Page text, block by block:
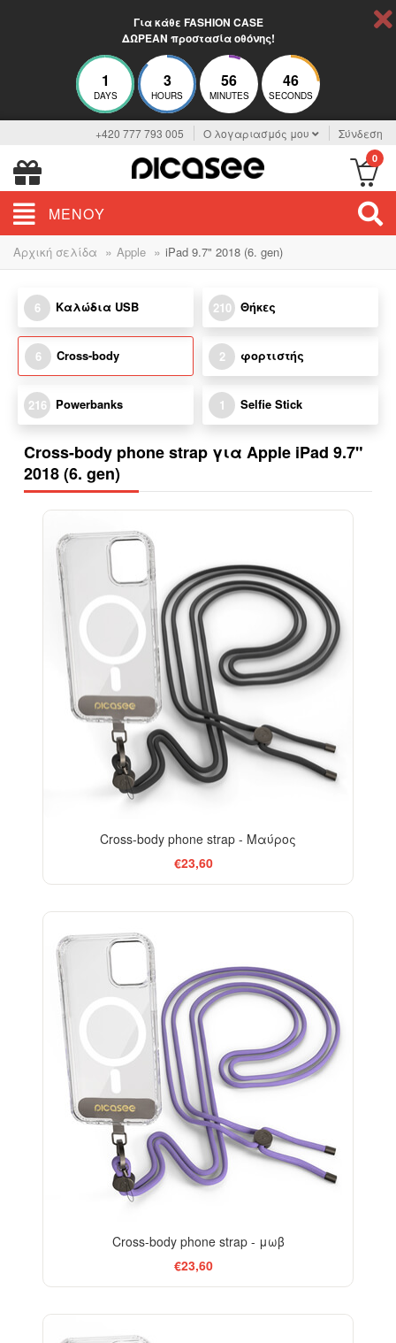
Για κάθε FASHION CASE
ΔΩΡΕΑΝ προστασία οθόνης!
1
DAYS
3
HOURS
56
MINUTES
45
SECONDS
+420 777 793 005 Ο λογαριασμός μου Σύνδεση
0
ΜΕΝΟΎ
Αρχική σελίδα » Apple » iPad 9.7" 2018 (6. gen)
6 Καλώδια USB 210 Θήκες
6 Cross-body 2 φορτιστής
216 Powerbanks 1 Selfie Stick
Cross-body phone strap για Apple iPad 9.7"
2018 (6. gen)
Cross-body phone strap - Μαύρος
€23,60
Cross-body phone strap - μωβ
€23,60